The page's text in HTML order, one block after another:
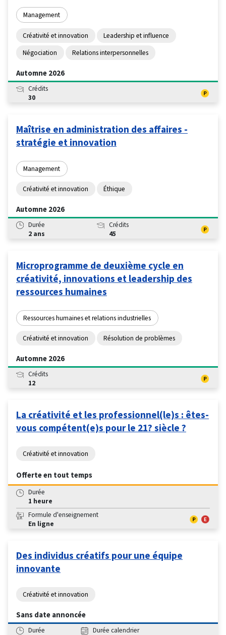
Management
Créativité et innovation Leadership et influence
Négociation Relations interpersonnelles
Automne 2026
Crédits
30
Maîtrise en administration des affaires -
stratégie et innovation
Management
Créativité et innovation Éthique
Automne 2026
Durée
2 ans
Crédits
45
Microprogramme de deuxième cycle en
créativité, innovations et leadership des
ressources humaines
Ressources humaines et relations industrielles
Créativité et innovation Résolution de problèmes
Automne 2026
Crédits
12
La créativité et les professionnel(le)s : êtes-
vous compétent(e)s pour le 21? siècle ?
Créativité et innovation
Offerte en tout temps
Durée
1 heure
Formule d'enseignement
En ligne
Des individus créatifs pour une équipe
innovante
Créativité et innovation
Sans date annoncée
Durée
Durée calendrier